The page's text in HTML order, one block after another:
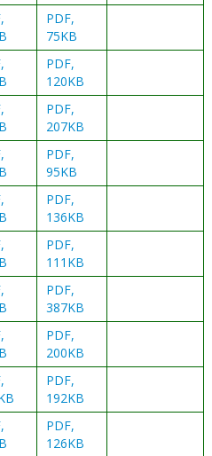
PDF,
75KB
PDF,
120KB
PDF,
207KB
PDF,
95KB
PDF,
136KB
PDF,
111KB
PDF,
387KB
PDF,
200KB
PDF,
192KB
PDF,
126KB